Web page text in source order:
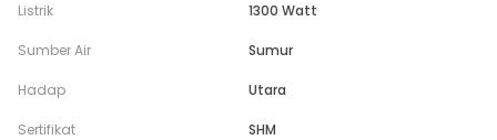
Listrik 1300 Watt
Sumber Air Sumur
Hadap Utara
Sertifikat SHM